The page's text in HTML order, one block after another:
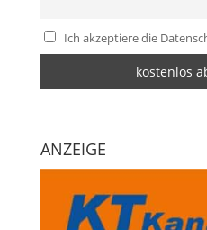
Ich akzeptiere die
ANZEIGE